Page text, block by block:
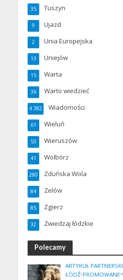
Tuszyn
35
Ujazd
9
Unia Europejska
2
Uniejów
13
Warta
15
Warto wiedzieć
36
Wiadomości
4 382
Wieluń
61
Wieruszów
53
Wolbórz
41
Zduńska Wola
280
Zelów
84
Zgierz
85
Zwiedzaj łódzkie
32
Polecamy
ARTYKUŁ PARTNERSKI
ŁÓDŹ•PROMOWANE•